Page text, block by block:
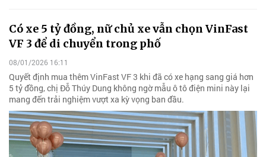
Có xe 5 tỷ đồng, nữ chủ xe vẫn chọn VinFast
VF 3 để di chuyển trong phố
08/01/2026 16:11
Quyết định mua thêm VinFast VF 3 khi đã có xe hạng sang giá hơn
5 tỷ đồng, chị Đỗ Thúy Dung không ngờ mẫu ô tô điện mini này lại
mang đến trải nghiệm vượt xa kỳ vọng ban đầu.